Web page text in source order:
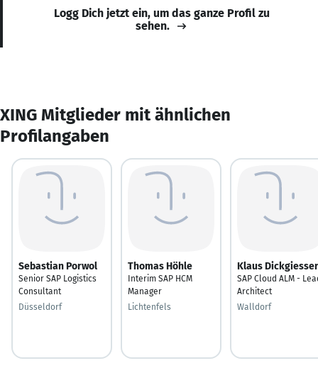
Logg Dich jetzt ein, um das ganze Profil zu
sehen.
XING Mitglieder mit ähnlichen
Profilangaben
Sebastian Porwol
Senior SAP Logistics
Consultant
Düsseldorf
Thomas Höhle
Interim SAP HCM
Manager
Lichtenfels
Klaus Dickgiesser
SAP Cloud ALM -
Architect
Walldorf